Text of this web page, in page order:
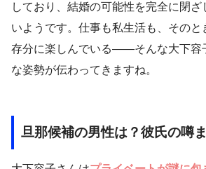
しており、結婚の可能性を完全に閉
いようです。仕事も私生活も、そのと
存分に楽しんでいる――そんな大下容
な姿勢が伝わってきますね。
旦那候補の男性は？彼氏の噂